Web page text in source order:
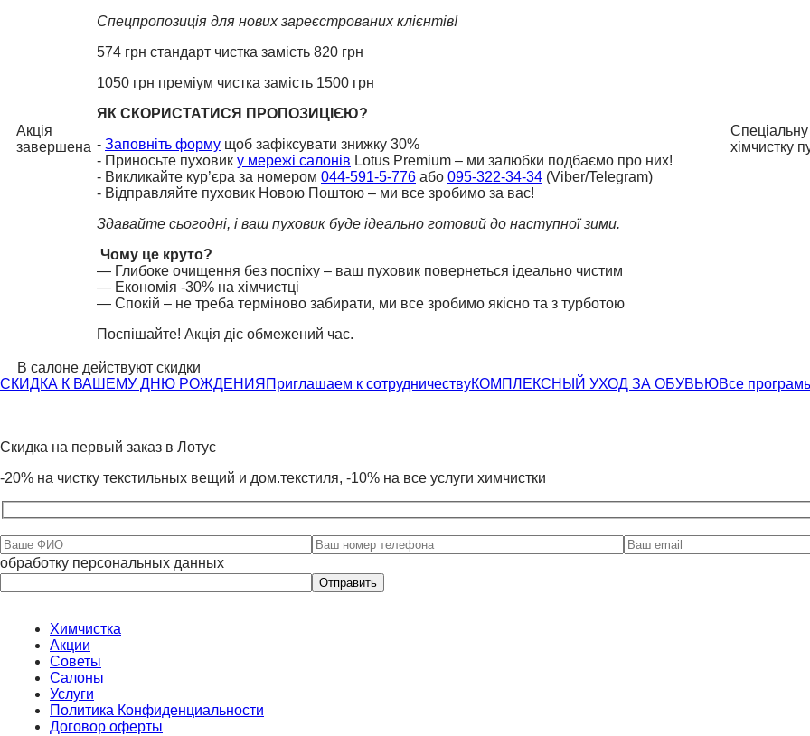
Акція
завершена
Спецпропозиція для нових зареєстрованих клієнтів!
574 грн стандарт чистка замість 820 грн
1050 грн преміум чистка замість 1500 грн
ЯК СКОРИСТАТИСЯ ПРОПОЗИЦІЄЮ?
- Заповніть форму щоб зафіксувати знижку 30%
- Приносьте пуховик у мережі салонів Lotus Premium – ми залюбки подбаємо про них!
- Викликайте кур’єра за номером 044-591-5-776 або 095-322-34-34 (Viber/Telegram)
- Відправляйте пуховик Новою Поштою – ми все зробимо за вас!
Здавайте сьогодні, і ваш пуховик буде ідеально готовий до наступної зими.
Чому це круто?
— Глибоке очищення без поспіху – ваш пуховик повернеться ідеально чистим
— Економія -30% на хімчистці
— Спокій – не треба терміново забирати, ми все зробимо якісно та з турботою
Поспішайте! Акція діє обмежений час.
хімчистку
В салоне действуют скидки
СКИДКА К ВАШЕМУ ДНЮ РОЖДЕНИЯ Приглашаем к сотрудничествуКОМПЛЕКСНЫЙ УХОД ЗА ОБУВЬЮВсе
Скидка на первый заказ в Лотус
-20% на чистку текстильных вещий и дом.текстиля, -10% на все услуги химчистки
обработку персональных данных
это
пустым.Химчистка
Акции
Советы
Салоны
Услуги
Политика Конфиденциальности
Договор оферты